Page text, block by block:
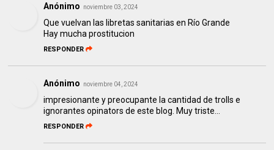
Anónimo noviembre 03, 2024
Que vuelvan las libretas sanitarias en Río Grande
Hay mucha prostitucion
RESPONDER
Anónimo noviembre 04, 2024
impresionante y preocupante la cantidad de trolls e
ignorantes opinators de este blog. Muy triste...
RESPONDER